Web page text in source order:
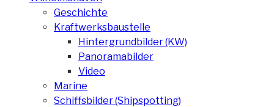
Geschichte
Kraftwerksbaustelle
Hintergrundbilder (KW)
Panoramabilder
Video
Marine
Schiffsbilder (Shipspotting)